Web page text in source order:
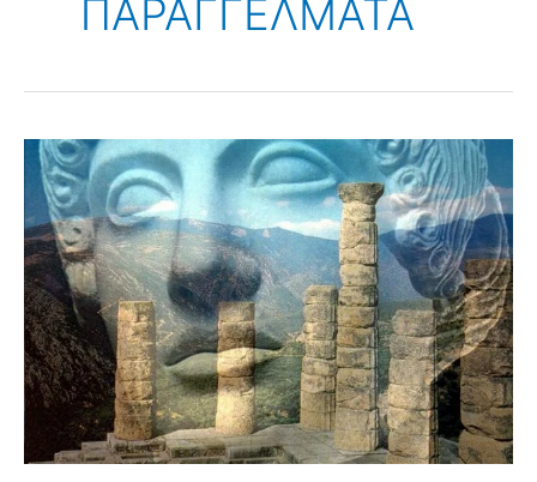
ΠΑΡΑΓΓΕΛΜΑΤΑ